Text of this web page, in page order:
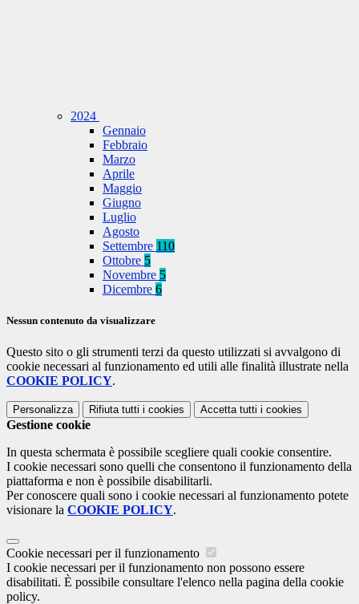
2024
Gennaio
Febbraio
Marzo
Aprile
Maggio
Giugno
Luglio
Agosto
Settembre 110
Ottobre 5
Novembre 5
Dicembre 6
Nessun contenuto da visualizzare
Questo sito o gli strumenti terzi da questo utilizzati si avvalgono di
cookie necessari al funzionamento ed utili alle finalità illustrate nella
COOKIE POLICY.
Personalizza Rifiuta tutti i cookies Accetta tutti i cookies
Gestione cookie
In questa schermata è possibile scegliere quali cookie consentire.
I cookie necessari sono quelli che consentono il funzionamento della
piattaforma e non è possibile disabilitarli.
Per conoscere quali sono i cookie necessari al funzionamento potete
visionare la COOKIE POLICY.
Cookie necessari per il funzionamento
I cookie necessari per il funzionamento non possono essere
disabilitati. È possibile consultare l'elenco nella pagina della cookie
policy.